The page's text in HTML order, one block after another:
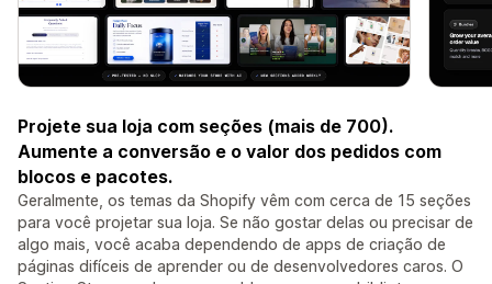
Projete sua loja com seções (mais de 700).
Aumente a conversão e o valor dos pedidos com
blocos e pacotes.
Geralmente, os temas da Shopify vêm com cerca de 15 seções
para você projetar sua loja. Se não gostar delas ou precisar de
algo mais, você acaba dependendo de apps de criação de
páginas difíceis de aprender ou de desenvolvedores caros. O